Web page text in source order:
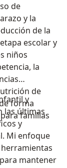
de
y la
de la
escolar y
niños
la
de
forma
familias
y
las últimas
y
Mi enfoque
mantener